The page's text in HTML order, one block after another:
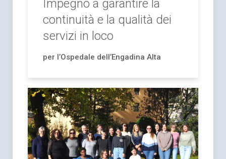
Impegno a garantire la
continuità e la qualità dei
servizi in loco
per l’Ospedale dell’Engadina Alta